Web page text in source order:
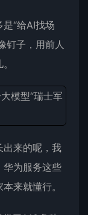
“给AI找场
钉子，用前人
出来的呢，我
华为服务这些
来就懂行。